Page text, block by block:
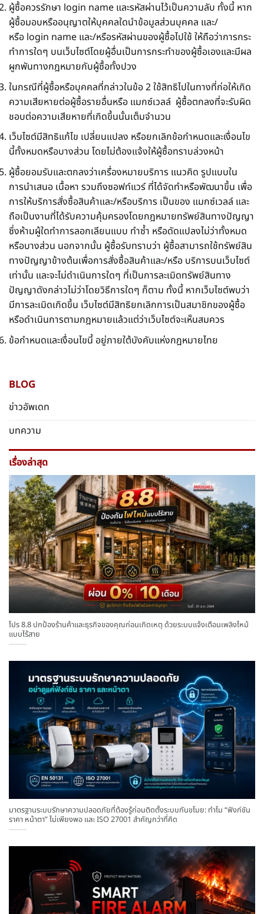
ผู้ซื้อควรรักษา login name และรหัสผ่านไว้เป็นความลับ ทั้งนี้ หาก
ผู้ซื้อมอบหรืออนุญาตให้บุคคลใดนำข้อมูลส่วนบุคคล และ/
หรือ login name และ/หรือรหัสผ่านของผู้ซื้อไปใช้ ให้ถือว่าการกระ
ทำการใดๆ บนเว็บไซต์โดยผู้อื่นเป็นการกระทำของผู้ซื้อเองและมีผล
ผูกพันทางกฎหมายกับผู้ซื้อทั้งปวง
ในกรณีที่ผู้ซื้อหรือบุคคลที่กล่าวในข้อ 2 ใช้สิทธิไปในทางที่ก่อให้เกิด
ความเสียหายต่อผู้ซื้อรายอื่นหรือ แมกซ์เวลล์ ผู้ซื้อตกลงที่จะรับผิด
ชอบต่อความเสียหายที่เกิดขึ้นนั้นเต็มจำนวน
เว็บไซต์มีสิทธิแก้ไข เปลี่ยนแปลง หรือยกเลิกข้อกำหนดและเงื่อนไข
นี้ทั้งหมดหรือบางส่วน โดยไม่ต้องแจ้งให้ผู้ซื้อทราบล่วงหน้า
ผู้ซื้อยอมรับและตกลงว่าเครื่องหมายบริการ แนวคิด รูปแบบใน
การนำเสนอ เนื้อหา รวมถึงซอฟท์แวร์ ที่ได้จัดทำหรือพัฒนาขึ้น เพื่อ
การให้บริการสั่งซื้อสินค้าและ/หรือบริการ เป็นของ แมกซ์เวลล์ และ
ถือเป็นงานที่ได้รับความคุ้มครองโดยกฎหมายทรัพย์สินทางปัญญา
ซึ่งห้ามผู้ใดทำการลอกเลียนแบบ ทำซ้ำ หรือดัดแปลงไม่ว่าทั้งหมด
หรือบางส่วน นอกจากนั้น ผู้ซื้อรับทราบว่า ผู้ซื้อสามารถใช้ทรัพย์สิน
ทางปัญญาข้างต้นเพื่อการสั่งซื้อสินค้าและ/หรือ บริการบนเว็บไซต์
เท่านั้น และจะไม่ดำเนินการใดๆ ที่เป็นการละเมิดทรัพย์สินทาง
ปัญญาดังกล่าวไม่ว่าโดยวิธีการใดๆ ก็ตาม ทั้งนี้ หากเว็บไซต์พบว่า
มีการละเมิดเกิดขึ้น เว็บไซต์มีสิทธิยกเลิกการเป็นสมาชิกของผู้ซื้อ
หรือดำเนินการตามกฎหมายแล้วแต่ว่าเว็บไซต์จะเห็นสมควร
ข้อกำหนดและเงื่อนไขนี้ อยู่ภายใต้บังคับแห่งกฎหมายไทย
BLOG
ข่าวอัพเดท
บทความ
เรื่องล่าสุด
โปร 8.8 ปกป้องร้านค้าและธุรกิจของคุณก่อนเกิดเหตุ ด้วยระบบแจ้งเตือนเพลิงไหม้
แบบไร้สาย
มาตรฐานระบบรักษาความปลอดภัยที่ต้องรู้ก่อนติดตั้งระบบกันขโมย: ทำไม “ฟังก์ชัน
ราคา หน้าตา” ไม่เพียงพอ และ ISO 27001 สำคัญกว่าที่คิด